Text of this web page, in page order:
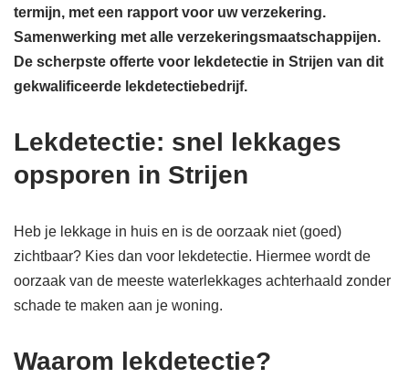
termijn, met een rapport voor uw verzekering.
Samenwerking met alle verzekeringsmaatschappijen.
De scherpste offerte voor lekdetectie in Strijen van dit
gekwalificeerde lekdetectiebedrijf.
Lekdetectie: snel lekkages
opsporen in Strijen
Heb je lekkage in huis en is de oorzaak niet (goed)
zichtbaar? Kies dan voor lekdetectie. Hiermee wordt de
oorzaak van de meeste waterlekkages achterhaald zonder
schade te maken aan je woning.
Waarom lekdetectie?